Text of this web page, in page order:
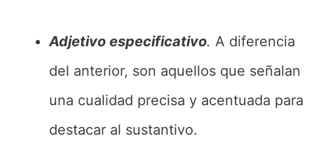
Adjetivo especificativo. A diferencia
del anterior, son aquellos que señalan
una cualidad precisa y acentuada para
destacar al sustantivo.